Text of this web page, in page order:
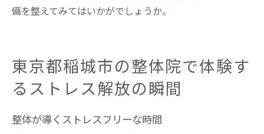
備を整えてみてはいかがでしょうか。
東京都稲城市の整体院で体験す
るストレス解放の瞬間
整体が導くストレスフリーな時間